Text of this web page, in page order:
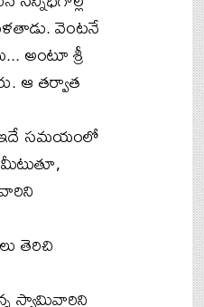
వెంటనే
అంటూ శ్రీ
ఆ తర్వాత
ఇదే సమయంలో
తెరిచి
స్వామివారిని